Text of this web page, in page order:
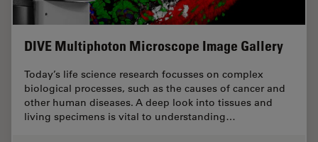
DIVE Multiphoton Microscope Image Gallery
Today’s life science research focusses on complex
biological processes, such as the causes of cancer and
other human diseases. A deep look into tissues and
living specimens is vital to understanding…